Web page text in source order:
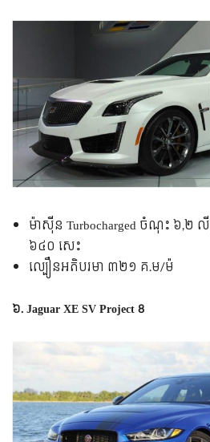
ម៉ាស៊ីន Turbocharged ចំណុះ ៦,២
៦៤០ សេះ
ល្បឿន​អតិបរមា ៣២១ គ.ម/ម៉
៦. Jaguar XE SV Project 8